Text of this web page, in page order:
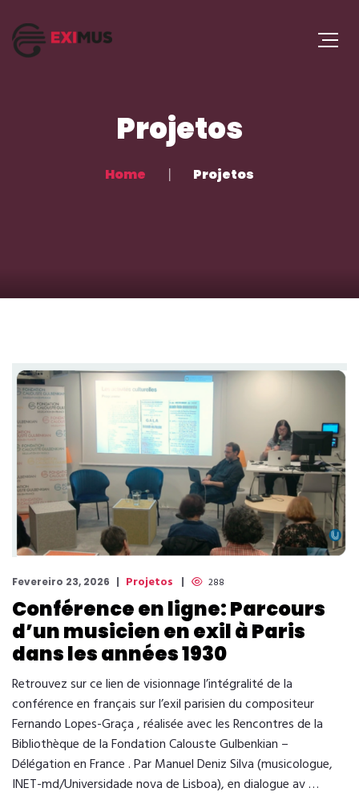
Projetos
Home Projetos
Fevereiro 23, 2026 Projetos 288
Conférence en ligne: Parcours
d’un musicien en exil à Paris
dans les années 1930
Retrouvez sur ce lien de visionnage l’intégralité de la
conférence en français sur l’exil parisien du compositeur
Fernando Lopes-Graça , réalisée avec les Rencontres de la
Bibliothèque de la Fondation Calouste Gulbenkian –
Délégation en France . Par Manuel Deniz Silva (musicologue,
INET-md/Universidade nova de Lisboa), en dialogue av …